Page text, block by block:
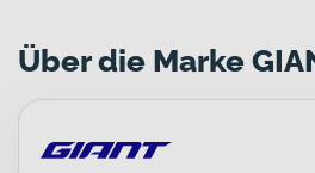
Über die Marke